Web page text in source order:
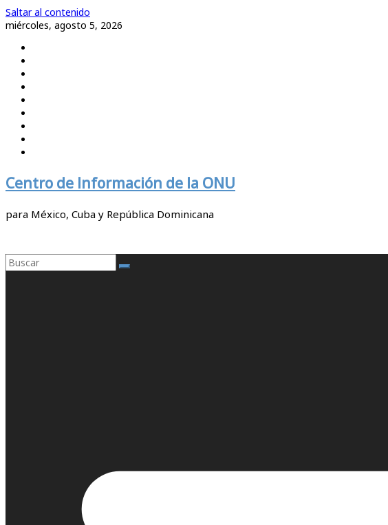
Saltar al contenido
miércoles, agosto 5, 2026
Centro de Información de la ONU
para México, Cuba y República Dominicana